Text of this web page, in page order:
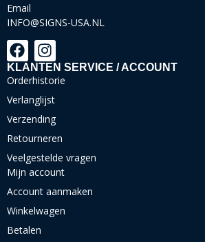
Email
INFO@SIGNS-USA.NL
KLANTEN SERVICE / ACCOUNT
Orderhistorie
Verlanglijst
Verzending
Retourneren
Veelgestelde vragen
Mijn account
Account aanmaken
Winkelwagen
Betalen